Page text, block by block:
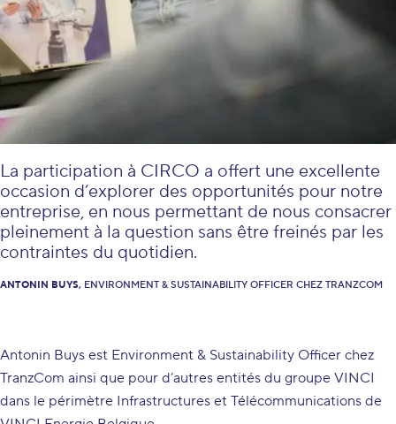
La participation à CIRCO a offert une excellente
occasion d’explorer des opportunités pour notre
entreprise, en nous permettant de nous consacrer
pleinement à la question sans être freinés par les
contraintes du quotidien.
ANTONIN BUYS, ENVIRONMENT & SUSTAINABILITY OFFICER CHEZ TRANZCOM
Antonin Buys est Environment & Sustainability Officer chez
TranzCom ainsi que pour d’autres entités du groupe VINCI
dans le périmètre Infrastructures et Télécommunications de